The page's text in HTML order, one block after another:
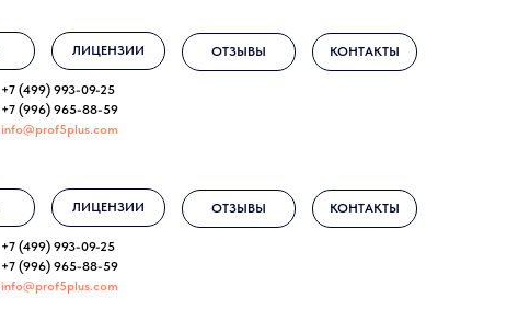
ЛИЦЕНЗИИ КОНТАКТЫ
+7 (499) 993-09-25
+7 (996) 965-88-59
info@prof5plus.com
ОТЗЫВЫ
ЛИЦЕНЗИИ КОНТАКТЫ
+7 (499) 993-09-25
+7 (996) 965-88-59
info@prof5plus.com
ОТЗЫВЫ